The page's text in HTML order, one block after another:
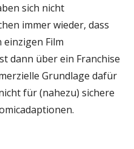
sich nicht
immer wieder, dass
einzigen Film
dann über ein Franchise
Grundlage dafür
für (nahezu) sichere